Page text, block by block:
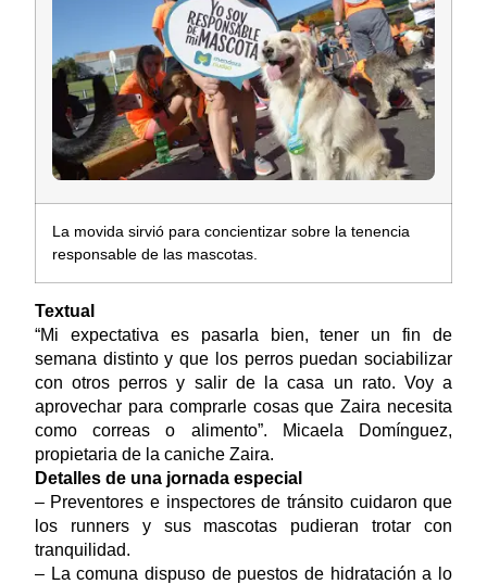
La movida sirvió para concientizar sobre la tenencia
responsable de las mascotas.
Textual
“Mi expectativa es pasarla bien, tener un fin de
semana distinto y que los perros puedan sociabilizar
con otros perros y salir de la casa un rato. Voy a
aprovechar para comprarle cosas que Zaira necesita
como correas o alimento”. Micaela Domínguez,
propietaria de la caniche Zaira.
Detalles de una jornada especial
– Preventores e inspectores de tránsito cuidaron que
los runners y sus mascotas pudieran trotar con
tranquilidad.
– La comuna dispuso de puestos de hidratación a lo